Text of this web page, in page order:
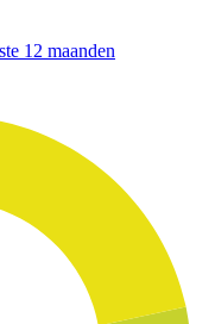
12 maanden